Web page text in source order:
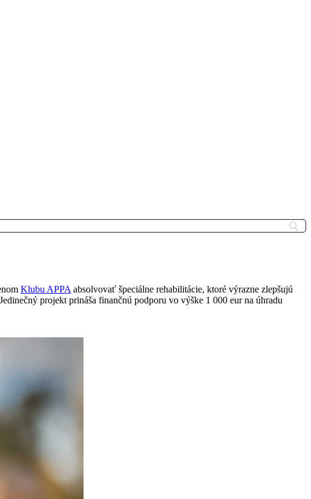
Klubu APPA absolvovať špeciálne rehabilitácie, ktoré výrazne zlepšujú
projekt prináša finančnú podporu vo výške 1 000 eur na úhradu